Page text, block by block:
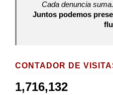
Cada denuncia
Juntos podemos
CONTADOR DE
1,716,132